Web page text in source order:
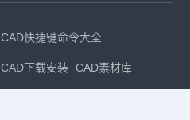
CAD快捷键命令大全
CAD下载安装 CAD素材库